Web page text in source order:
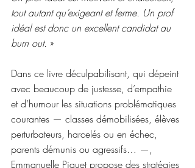
tout autant qu’exigeant et ferme. Un prof
idéal est donc un excellent candidat au
burn out. »
Dans ce livre déculpabilisant, qui dépeint
avec beaucoup de justesse, d’empathie
et d’humour les situations problématiques
courantes — classes démobilisées, élèves
perturbateurs, harcelés ou en échec,
parents démunis ou agressifs… —,
Emmanuelle Piquet propose des stratégies